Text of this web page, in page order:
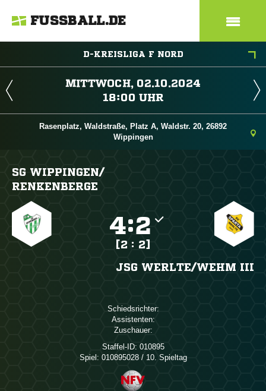
FUSSBALL.DE
D-KREISLIGA F NORD
 
 
Rasenplatz, Waldstraße, Platz A, Waldstr. 20, 26892
Wippingen
SG WIPPINGEN/​
RENKENBERGE
:
[2 : 2]
JSG WERLTE/​WEHM III
Schiedsrichter:
Assistenten:
Zuschauer:
Staffel-ID: 010895
Spiel: 010895028 / 10. Spieltag